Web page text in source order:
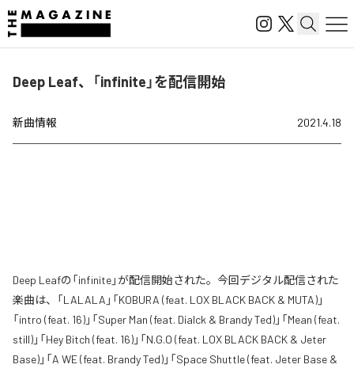
Deep Leaf、「infinite」を配信開始
新曲情報 2021.4.18
Deep Leafの「infinite」が配信開始された。今回デジタル配信された
楽曲は、「LALALA」「KOBURA (feat. LOX BLACK BACK & MUTA)」
「intro (feat. 16)」「Super Man (feat. Dialck & Brandy Ted)」「Mean (feat.
still)」「Hey Bitch (feat. 16)」「N.G.O (feat. LOX BLACK BACK & Jeter
Base)」「A WE (feat. Brandy Ted)」「Space Shuttle (feat. Jeter Base &